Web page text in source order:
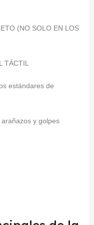
(NO SOLO EN LOS
TÁCTIL
estándares de
y golpes